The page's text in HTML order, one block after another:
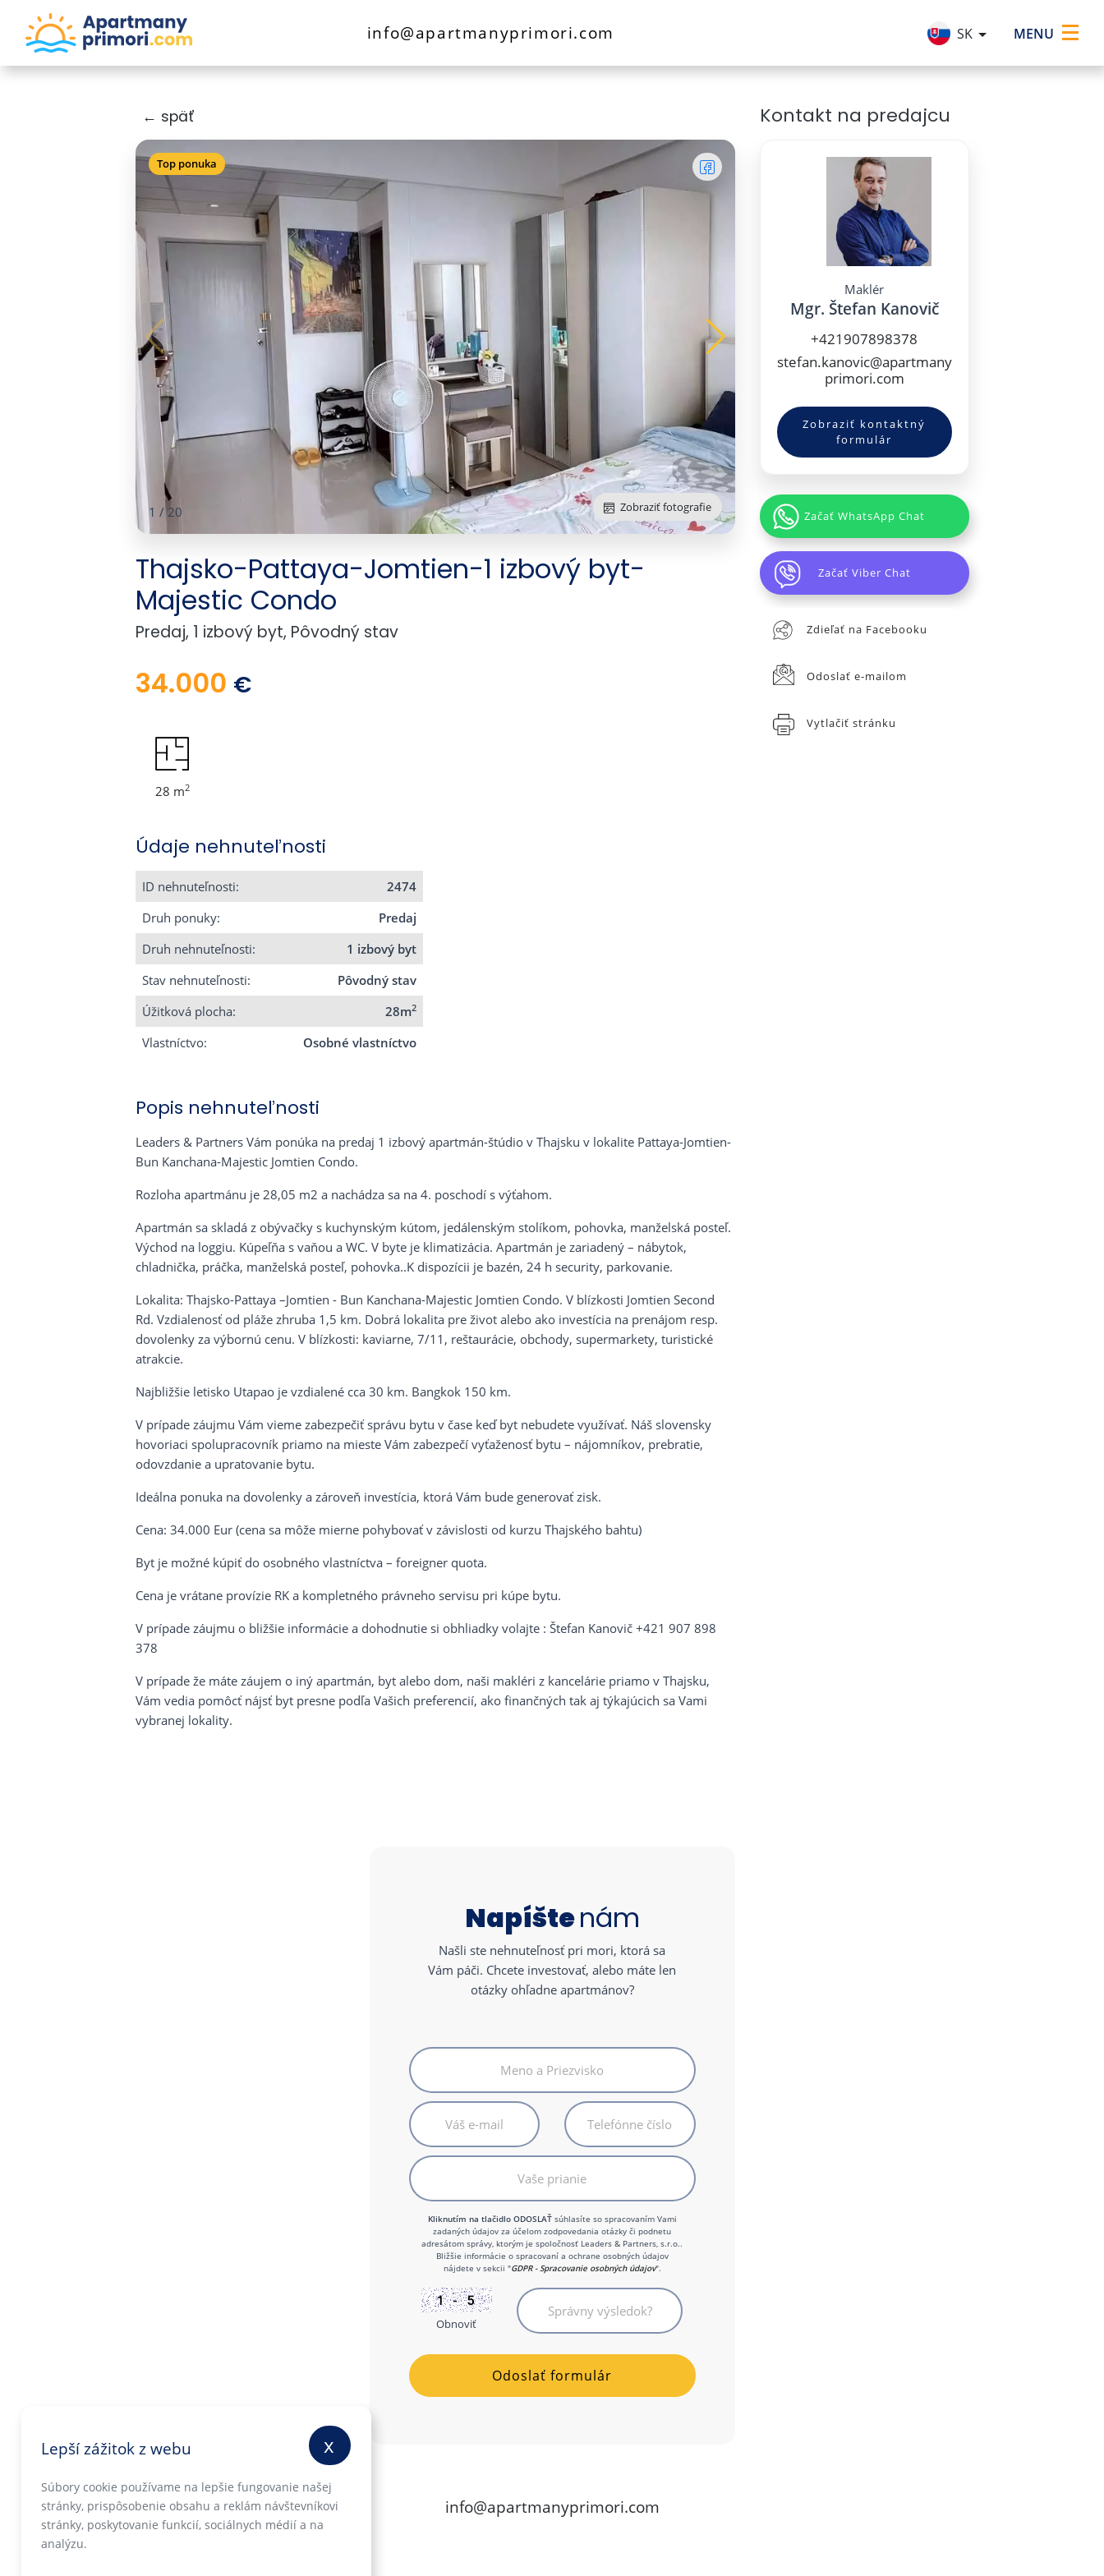
info@apartmanyprimori.com SK MENU ×
← späť
Zobraziť fotografie
1 /20
Top ponuka
Thajsko-Pattaya-Jomtien-1 izbový byt-
Majestic Condo
Predaj, 1 izbový byt, Pôvodný stav
34.000 €
28 m2
Údaje nehnuteľnosti
ID nehnuteľnosti:
2474
Druh ponuky:
Predaj
Druh nehnuteľnosti:
1 izbový byt
Stav nehnuteľnosti:
Pôvodný stav
Úžitková plocha:
28m2
Vlastníctvo: Osobné vlastníctvo
Popis nehnuteľnosti
Leaders & Partners Vám ponúka na predaj 1 izbový apartmán-štúdio v Thajsku v lokalite Pattaya-Jomtien-
Bun Kanchana-Majestic Jomtien Condo.
Rozloha apartmánu je 28,05 m2 a nachádza sa na 4. poschodí s výťahom.
Apartmán sa skladá z obývačky s kuchynským kútom, jedálenským stolíkom, pohovka, manželská posteľ.
Východ na loggiu. Kúpeľňa s vaňou a WC. V byte je klimatizácia. Apartmán je zariadený – nábytok,
chladnička, práčka, manželská posteľ, pohovka..K dispozícii je bazén, 24 h security, parkovanie.
Lokalita: Thajsko-Pattaya –Jomtien - Bun Kanchana-Majestic Jomtien Condo. V blízkosti Jomtien Second
Rd. Vzdialenosť od pláže zhruba 1,5 km. Dobrá lokalita pre život alebo ako investícia na prenájom resp.
dovolenky za výbornú cenu. V blízkosti: kaviarne, 7/11, reštaurácie, obchody, supermarkety, turistické
atrakcie.
Najbližšie letisko Utapao je vzdialené cca 30 km. Bangkok 150 km.
V prípade záujmu Vám vieme zabezpečiť správu bytu v čase keď byt nebudete využívať. Náš slovensky
hovoriaci spolupracovník priamo na mieste Vám zabezpečí vyťaženosť bytu – nájomníkov, prebratie,
odovzdanie a upratovanie bytu.
Ideálna ponuka na dovolenky a zároveň investícia, ktorá Vám bude generovať zisk.
Cena: 34.000 Eur (cena sa môže mierne pohybovať v závislosti od kurzu Thajského bahtu)
Byt je možné kúpiť do osobného vlastníctva – foreigner quota.
Cena je vrátane provízie RK a kompletného právneho servisu pri kúpe bytu.
V prípade záujmu o bližšie informácie a dohodnutie si obhliadky volajte : Štefan Kanovič +421 907 898
378
V prípade že máte záujem o iný apartmán, byt alebo dom, naši makléri z kancelárie priamo v Thajsku,
Vám vedia pomôcť nájsť byt presne podľa Vašich preferencií, ako finančných tak aj týkajúcich sa Vami
vybranej lokality.
Kontakt na predajcu
Maklér
Mgr. Štefan Kanovič
+421907898378
stefan.kanovic@apartmany
primori.com
Zobraziť kontaktný
formulár
Začať WhatsApp Chat
Začať Viber Chat
Zdieľať na Facebooku
Odoslať e-mailom
Vytlačiť stránku
Napíštenám
Našli ste nehnuteľnosť pri mori, ktorá sa
Vám páči. Chcete investovať, alebo máte len
otázky ohľadne apartmánov?
Kliknutím na tlačidlo ODOSLAŤsúhlasíte so spracovaním Vami
zadaných údajov za účelom zodpovedania otázky či podnetu
adresátom správy, ktorým je spoločnosť Leaders & Partners, s.r.o..
Bližšie informácie o spracovaní a ochrane osobných údajov
nájdete v sekcii "GDPR - Spracovanie osobných údajov".
Obnoviť
info@apartmanyprimori.com
x
Lepší zážitok z webu
Súbory cookie používame na lepšie fungovanie našej
stránky, prispôsobenie obsahu a reklám návštevníkovi
stránky, poskytovanie funkcií, sociálnych médií a na
analýzu.